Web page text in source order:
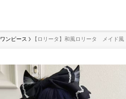
ワンピース 【ロリータ】和風ロリータ メイ